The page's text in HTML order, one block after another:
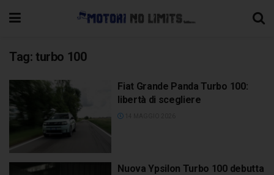
Tag: turbo 100
Fiat Grande Panda Turbo 100:
libertà di scegliere
Nuova Ypsilon Turbo 100 debutta